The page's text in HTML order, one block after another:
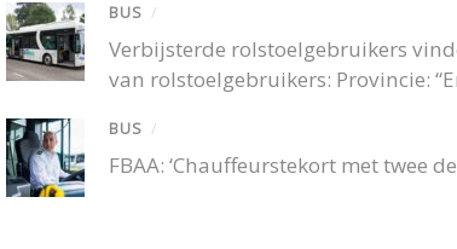
BUS /
Verbijsterde rolstoelgebruikers
van rolstoelgebruikers: Provincie:
BUS /
FBAA: ‘Chauffeurstekort met twee